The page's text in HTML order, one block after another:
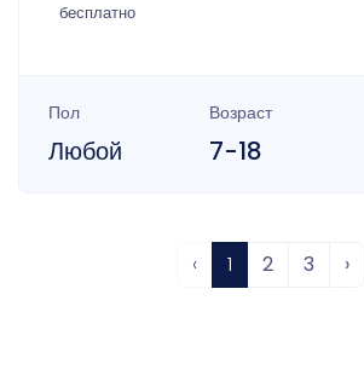
бесплатно
Пол
Любой
Возраст
7-18
‹ 1 2 3 ›